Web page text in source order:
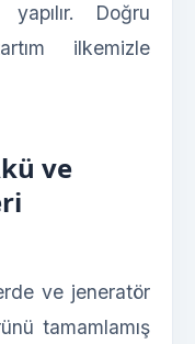
Doğru
ilkemizle
ve
ve jeneratör
tamamlamış